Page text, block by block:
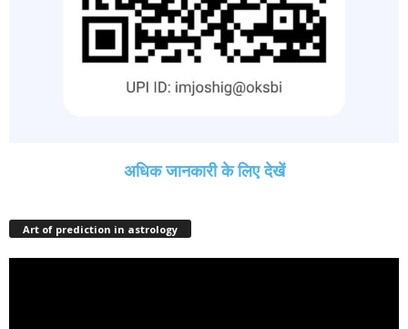
अधिक जानकारी के लिए देखें
Art of prediction in astrology